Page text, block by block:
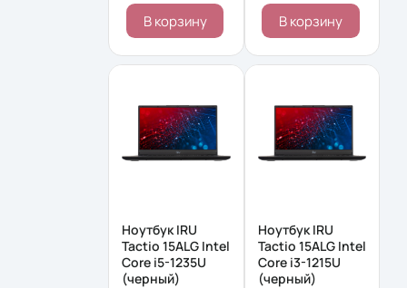
В корзину В корзину
Ноутбук IRU
Tactio 15ALG Intel
Core i5-1235U
(черный)
Ноутбук IRU
Tactio 15ALG Intel
Core i3-1215U
(черный)